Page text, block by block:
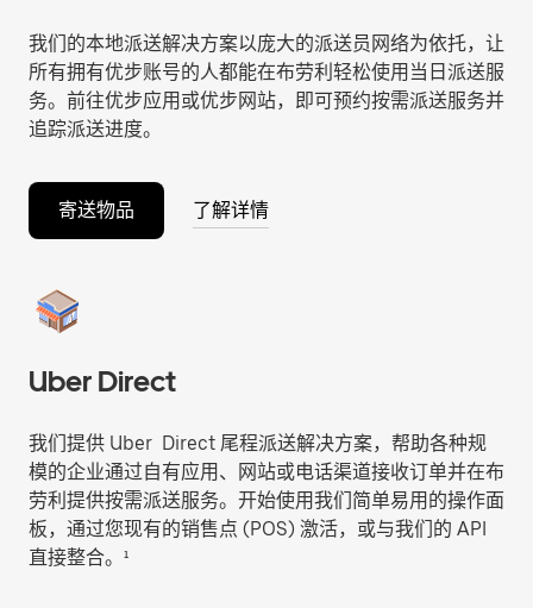
我们的本地派送解决方案以庞大的派送员网络为依托，让
所有拥有优步账号的人都能在布劳利轻松使用当日派送服
务。前往优步应用或优步网站，即可预约按需派送服务并
追踪派送进度。
寄送物品 了解详情
Uber Direct
我们提供 Uber Direct 尾程派送解决方案，帮助各种规
模的企业通过自有应用、网站或电话渠道接收订单并在布
劳利提供按需派送服务。开始使用我们简单易用的操作面
板，通过您现有的销售点 (POS) 激活，或与我们的 API
直接整合。¹